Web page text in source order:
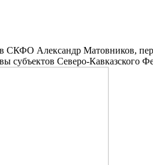
СКФО Александр Матовников,
Северо-Кавказского